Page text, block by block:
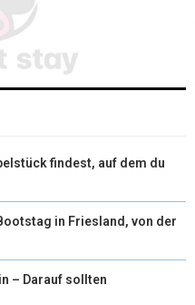
findest, auf dem du
in Friesland, von der
– Darauf sollten